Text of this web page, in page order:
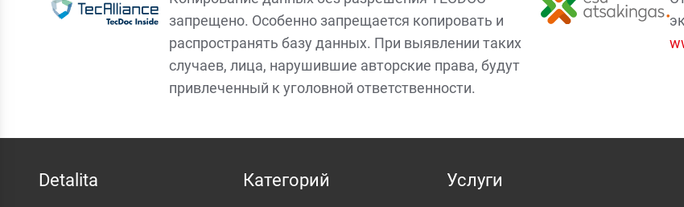
запрещено. Особенно запрещается копировать и
распространять базу данных. При выявлении таких
случаев, лица, нарушившие авторские права, будут
привлеченный к уголовной ответственности.
Detalita Категорий Услуги